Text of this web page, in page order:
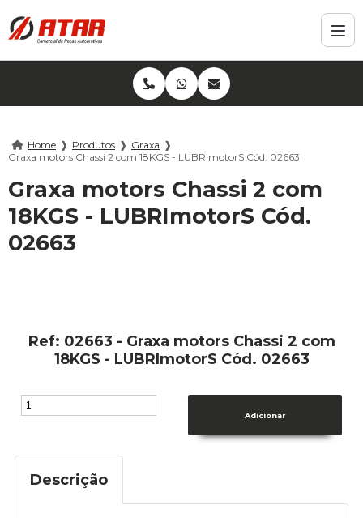
Home ❱ Produtos ❱ Graxa ❱
Graxa motors Chassi 2 com 18KGS - LUBRImotorS Cód. 02663
Graxa motors Chassi 2 com
18KGS - LUBRImotorS Cód.
02663
Ref: 02663 - Graxa motors Chassi 2 com
18KGS - LUBRImotorS Cód. 02663
Descrição